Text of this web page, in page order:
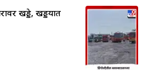
खड्डे, खड्डयात